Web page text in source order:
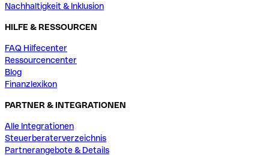
Nachhaltigkeit & Inklusion
HILFE & RESSOURCEN
FAQ Hilfecenter
Ressourcencenter
Blog
Finanzlexikon
PARTNER & INTEGRATIONEN
Alle Integrationen
Steuerberaterverzeichnis
Partnerangebote & Details